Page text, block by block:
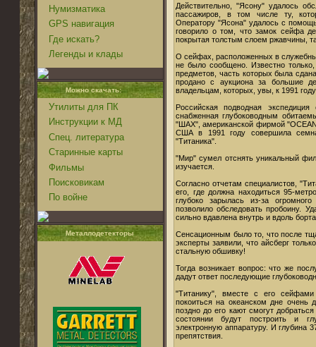
Нумизматика
GPS навигация
Где искать?
Легенды и клады
Можно скачать:
Утилиты для ПК
Инструкции к МД
Спец. литература
Старинные карты
Фильмы
Поисковикам
По войне
Металлодетекторы
Действительно, "Ясону" удалось
пассажиров, в том числе ту,
Оператору "Ясона" удалось с
говорило о том, что замок сейфа
покрытая толстым слоем ржавчины,
О сейфах, расположенных в
не было сообщено. Известно
предметов, часть которых была
продано с аукциона за большие
владельцам, которых, увы, к 1991
Российская подводная
снабженная глубоководным
"ШАХ", американской фирмой
США в 1991 году совершила
"Титаника".
"Мир" сумел отснять уникальный
изучается.
Согласно отчетам специалистов,
его, где должна находиться 95-
глубоко зарылась из-за
позволило обследовать пробоину.
сильно вдавлена внутрь и вдоль
Сенсационным было то, что после
эксперты заявили, что айсберг
стальную обшивку!
Тогда возникает вопрос: что же
дадут ответ последующие
"Титанику", вместе с его
покоиться на океанском дне очень
поздно до его кают смогут
состоянии будут построить и
электронную аппаратуру. И глубина
препятствия.